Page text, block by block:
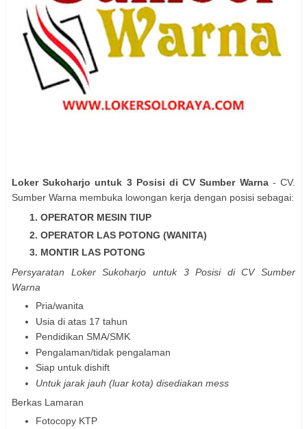
Loker Sukoharjo untuk 3 Posisi di CV Sumber Warna - CV.
Sumber Warna membuka lowongan kerja dengan posisi sebagai:
OPERATOR MESIN TIUP
OPERATOR LAS POTONG (WANITA)
MONTIR LAS POTONG
Persyaratan Loker Sukoharjo untuk 3 Posisi di CV Sumber
Warna
Pria/wanita
Usia di atas 17 tahun
Pendidikan SMA/SMK
Pengalaman/tidak pengalaman
Siap untuk dishift
Untuk jarak jauh (luar kota) disediakan mess
Berkas Lamaran
Fotocopy KTP